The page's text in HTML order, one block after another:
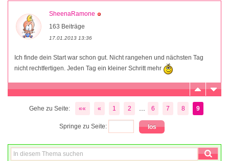
SheenaRamone
163 Beiträge
17.01.2013 13:36
Ich finde dein Start war schon gut. Nicht rangehen und nächsten Tag
nicht rechtfertigen. Jeden Tag ein kleiner Schritt mehr
Gehe zu Seite: «« « 1 2 6 7 8 9
Springe zu Seite: